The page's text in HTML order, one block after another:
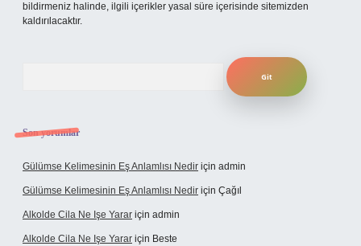
bildirmeniz halinde, ilgili içerikler yasal süre içerisinde sitemizden
kaldırılacaktır.
Son yorumlar
Gülümse Kelimesinin Eş Anlamlısı Nedir için admin
Gülümse Kelimesinin Eş Anlamlısı Nedir için Çağıl
Alkolde Cila Ne Işe Yarar için admin
Alkolde Cila Ne Işe Yarar için Beste